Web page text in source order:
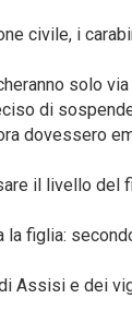
civile, i
solo
di
dovessero
il livello del
figlia:
Assisi e dei